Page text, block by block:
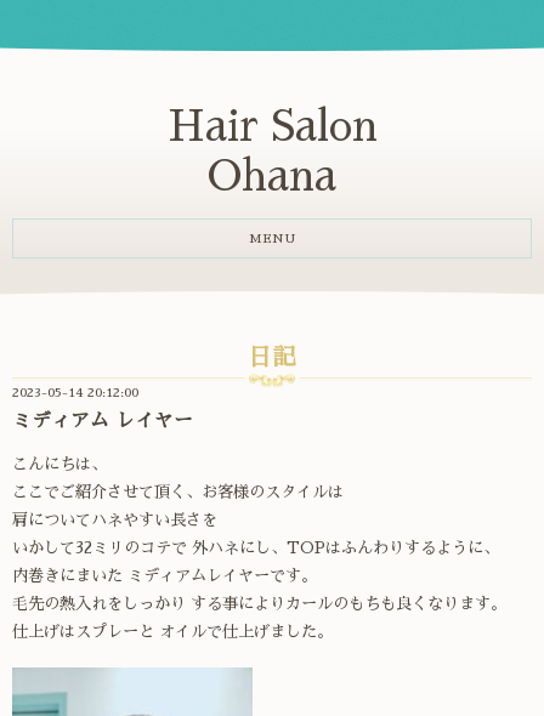
Hair Salon
Ohana
MENU
日記
2023-05-14 20:12:00
ミディアム レイヤー
こんにちは、
ここでご紹介させて頂く、お客様のスタイルは
肩についてハネやすい長さを
いかして32ミリのコテで 外ハネにし、TOPはふんわりするように、
内巻きにまいた ミディアムレイヤーです。
毛先の熱入れをしっかり する事によりカールのもちも良くなります。
仕上げはスプレーと オイルで仕上げました。